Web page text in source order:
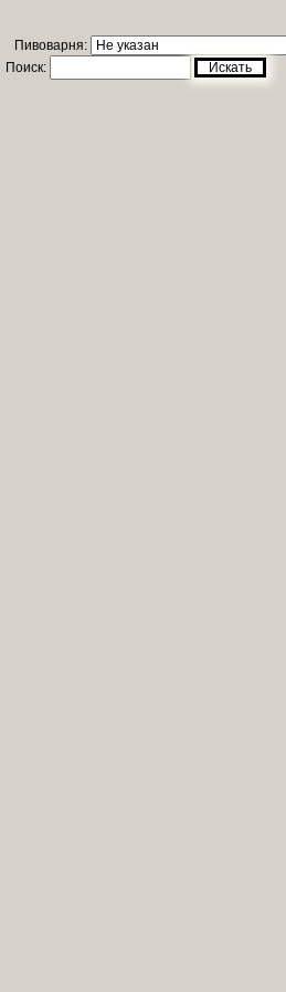
Пивоварня:
Поиск:
Искать